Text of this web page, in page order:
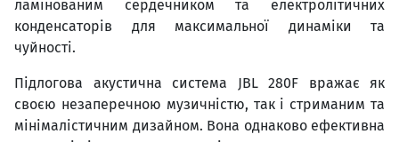
ламінованим сердечником та електролітичних
конденсаторів для максимальної динаміки та
чуйності.
Підлогова акустична система JBL 280F вражає як
своєю незаперечною музичністю, так і стриманим та
мінімалістичним дизайном. Вона однаково ефективна